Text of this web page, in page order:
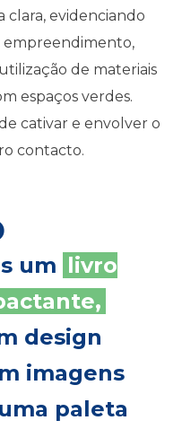
evidenciando
empreendimento,
de materiais
espaços verdes.
cativar e envolver o
contacto.
um livro
design
imagens
paleta